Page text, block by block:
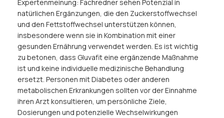
Expertenmeinung: Fachredner sehen Potenzial in
natürlichen Ergänzungen, die den Zuckerstoffwechsel
und den Fettstoffwechsel unterstützen können,
insbesondere wenn sie in Kombination mit einer
gesunden Ernährung verwendet werden. Es ist wichtig
zu betonen, dass Gluvafit eine ergänzende Maßnahme
ist und keine individuelle medizinische Behandlung
ersetzt. Personen mit Diabetes oder anderen
metabolischen Erkrankungen sollten vor der Einnahme
ihren Arzt konsultieren, um persönliche Ziele,
Dosierungen und potenzielle Wechselwirkungen